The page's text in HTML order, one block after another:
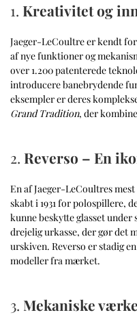
1. Kreativitet og
Jaeger-LeCoultre er kendt
af nye funktioner og
over 1.200 patenterede
introducere banebrydende
eksempler er deres
Grand Tradition, der
2. Reverso – En
En af Jaeger-LeCoultres
skabt i 1931 for polospillere,
kunne beskytte glasset
drejelig urkasse, der gør det
urskiven. Reverso er stadig
modeller fra mærket.
3. Mekaniske